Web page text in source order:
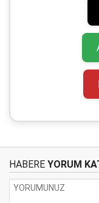
HABERE YORUM